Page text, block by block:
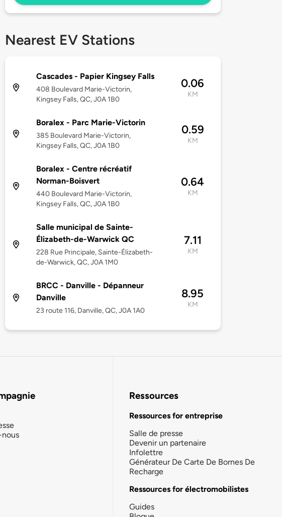
Nearest EV Stations
Cascades - Papier Kingsey Falls
408 Boulevard Marie-Victorin,
Kingsey Falls, QC, J0A 1B0
0.06
KM
Boralex - Parc Marie-Victorin
385 Boulevard Marie-Victorin,
Kingsey Falls, QC, J0A 1B0
0.59
KM
Boralex - Centre récréatif
Norman-Boisvert
440 Boulevard Marie-Victorin,
Kingsey Falls, QC, J0A 1B0
0.64
KM
Salle municipal de Sainte-
Élizabeth-de-Warwick QC
228 Rue Principale, Sainte-Élizabeth-
de-Warwick, QC, J0A 1M0
7.11
KM
BRCC - Danville - Dépanneur
Danville
23 route 116, Danville, QC, J0A 1A0
8.95
KM
Ressources
Ressources for entreprise
Salle de presse
Devenir un partenaire
Infolettre
Générateur De Carte De Bornes De
Recharge
Ressources for électromobilistes
Guides